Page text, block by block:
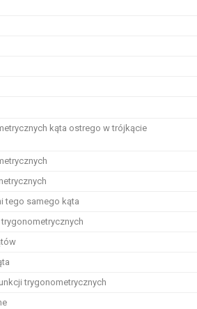
kąta ostrego w trójkącie
tego samego kąta
trygonometrycznych